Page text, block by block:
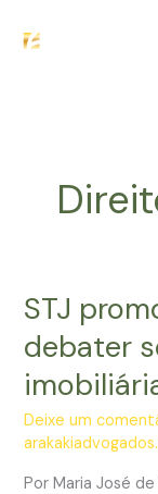
para
STJ
debater
Deixe um
Por Maria José